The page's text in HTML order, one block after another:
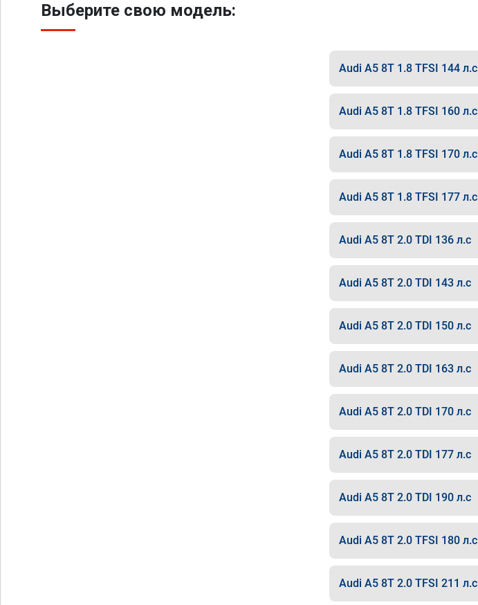
Выберите свою модель:
Audi A5 8T 1.8 TFSI 144 л.с
Audi A5 8T 1.8 TFSI 160 л.с
Audi A5 8T 1.8 TFSI 170 л.с
Audi A5 8T 1.8 TFSI 177 л.с
Audi A5 8T 2.0 TDI 136 л.с
Audi A5 8T 2.0 TDI 143 л.с
Audi A5 8T 2.0 TDI 150 л.с
Audi A5 8T 2.0 TDI 163 л.с
Audi A5 8T 2.0 TDI 170 л.с
Audi A5 8T 2.0 TDI 177 л.с
Audi A5 8T 2.0 TDI 190 л.с
Audi A5 8T 2.0 TFSI 180 л.с
Audi A5 8T 2.0 TFSI 211 л.с